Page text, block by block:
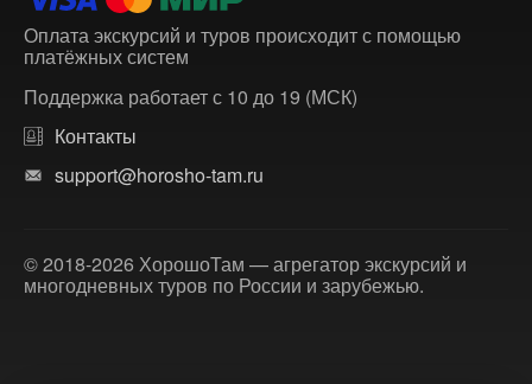
Оплата экскурсий и туров происходит с помощью
платёжных систем
Поддержка работает с 10 до 19 (МСК)
Контакты
support@horosho-tam.ru
© 2018-2026 ХорошоТам — агрегатор экскурсий и
многодневных туров по России и зарубежью.